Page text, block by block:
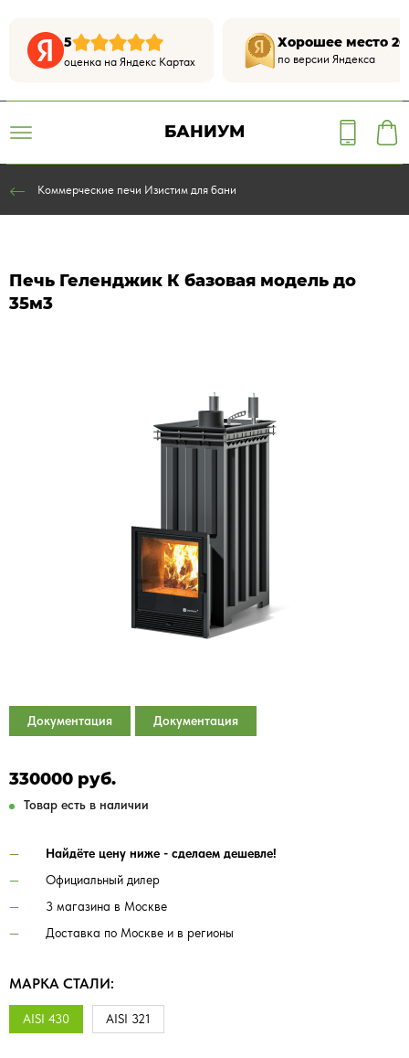
5
оценка на Яндекс Картах
Хорошее место
по версии Яндекса
БАНИУМ
Коммерческие печи Изистим для бани
Печь Геленджик К базовая модель до
35м3
Документация Документация
330000 руб.
Товар есть в наличии
Найдёте цену ниже - сделаем дешевле!
Официальный дилер
3 магазина в Москве
Доставка по Москве и в регионы
МАРКА СТАЛИ:
AISI 430 AISI 321